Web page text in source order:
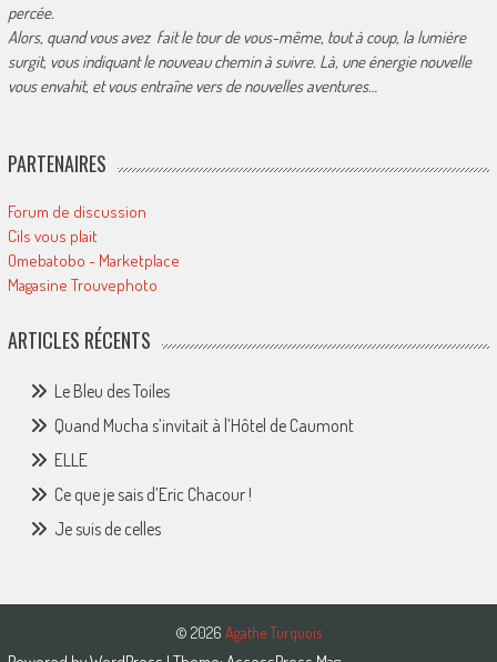
percée.
Alors, quand vous avez fait le tour de vous-même, tout à coup, la lumière
surgit, vous indiquant le nouveau chemin à suivre. Là, une énergie nouvelle
vous envahit, et vous entraîne vers de nouvelles aventures…
PARTENAIRES
Forum de discussion
Cils vous plait
Omebatobo - Marketplace
Magasine Trouvephoto
ARTICLES RÉCENTS
Le Bleu des Toiles
Quand Mucha s’invitait à l’Hôtel de Caumont
ELLE
Ce que je sais d’Eric Chacour !
Je suis de celles
© 2026 Agathe Turquois